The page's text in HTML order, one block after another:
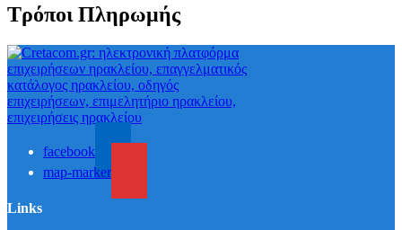
Τρόποι Πληρωμής
facebook
map-marker
Links